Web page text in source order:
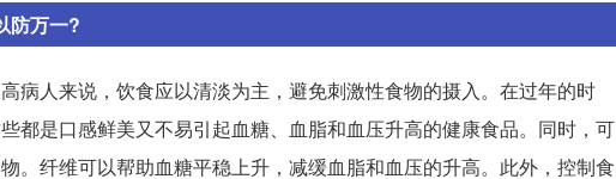
防万一?
病人来说，饮食应以清淡为主，避免刺激性食物的摄入。在过年的时
都是口感鲜美又不易引起血糖、血脂和血压升高的健康食品。同时，可
。纤维可以帮助血糖平稳上升，减缓血脂和血压的升高。此外，控制食